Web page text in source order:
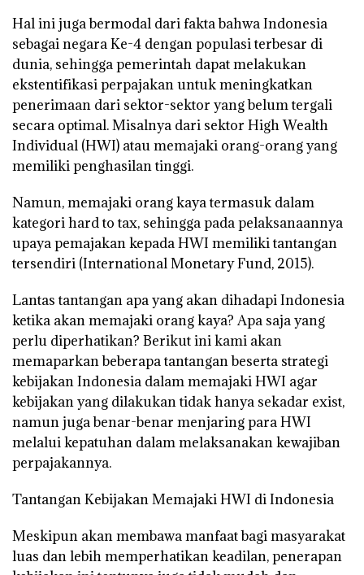
Hal ini juga bermodal dari fakta bahwa Indonesia
sebagai negara Ke-4 dengan populasi terbesar di
dunia, sehingga pemerintah dapat melakukan
ekstentifikasi perpajakan untuk meningkatkan
penerimaan dari sektor-sektor yang belum tergali
secara optimal. Misalnya dari sektor High Wealth
Individual (HWI) atau memajaki orang-orang yang
memiliki penghasilan tinggi.
Namun, memajaki orang kaya termasuk dalam
kategori hard to tax, sehingga pada pelaksanaannya
upaya pemajakan kepada HWI memiliki tantangan
tersendiri (International Monetary Fund, 2015).
Lantas tantangan apa yang akan dihadapi Indonesia
ketika akan memajaki orang kaya? Apa saja yang
perlu diperhatikan? Berikut ini kami akan
memaparkan beberapa tantangan beserta strategi
kebijakan Indonesia dalam memajaki HWI agar
kebijakan yang dilakukan tidak hanya sekadar exist,
namun juga benar-benar menjaring para HWI
melalui kepatuhan dalam melaksanakan kewajiban
perpajakannya.
Tantangan Kebijakan Memajaki HWI di Indonesia
Meskipun akan membawa manfaat bagi masyarakat
luas dan lebih memperhatikan keadilan, penerapan